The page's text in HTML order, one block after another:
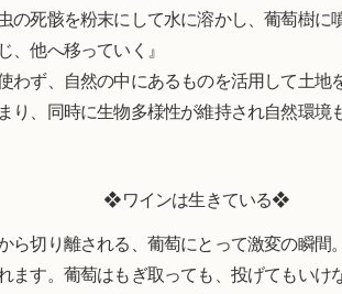
の死骸を粉末にして水に溶かし、葡萄樹
、他へ移っていく』
わず、自然の中にあるものを活用して土地
り、同時に生物多様性が維持され自然環境
❖ワインは生きている❖
ら切り離される、葡萄にとって激変の瞬
ます。葡萄はもぎ取っても、投げてもいけ